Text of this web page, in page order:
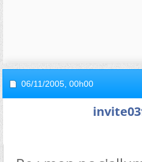
06/11/2005, 00h00